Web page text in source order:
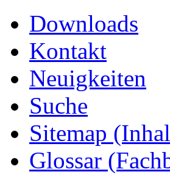
Downloads
Kontakt
Neuigkeiten
Suche
Sitemap
Glossar